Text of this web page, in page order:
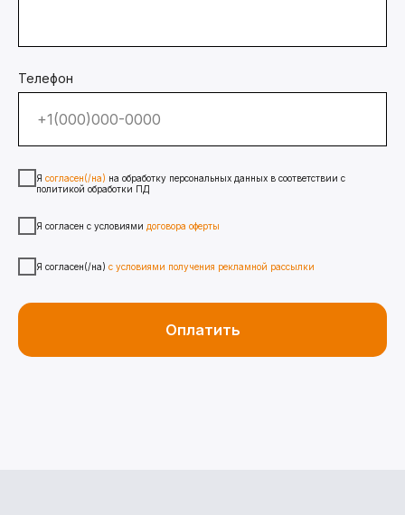
Телефон
Я согласен(/на) на обработку персональных данных в соответствии с
политикой обработки ПД
Я согласен с условиями договора оферты
Я согласен(/на) с условиями получения рекламной рассылки
Оплатить